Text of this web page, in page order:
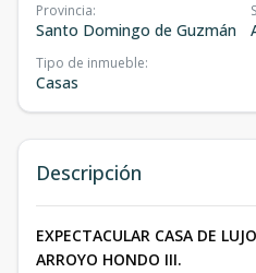
Provincia:
Santo Domingo de Guzmán
Tipo de inmueble:
Casas
Descripción
EXPECTACULAR CASA DE
ARROYO HONDO III.